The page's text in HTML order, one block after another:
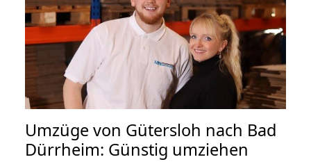
Umzüge von Gütersloh nach Bad
Dürrheim: Günstig umziehen